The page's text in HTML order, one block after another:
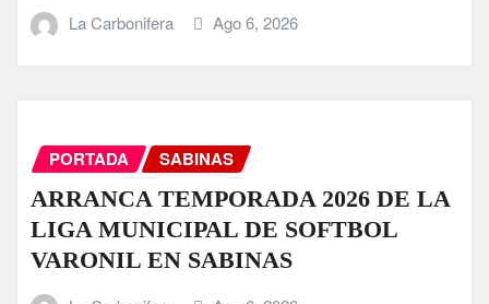
La Carbonifera Ago 6, 2026
PORTADA SABINAS
ARRANCA TEMPORADA 2026 DE LA
LIGA MUNICIPAL DE SOFTBOL
VARONIL EN SABINAS